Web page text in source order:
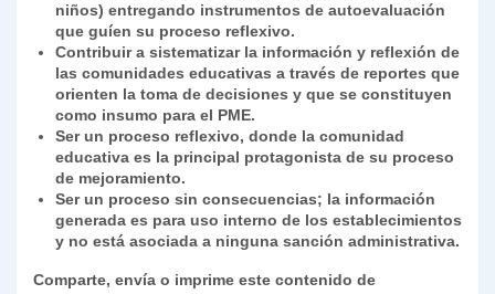
niños) entregando instrumentos de autoevaluación
que guíen su proceso reflexivo.
Contribuir a sistematizar la información y reflexión de
las comunidades educativas a través de reportes que
orienten la toma de decisiones y que se constituyen
como insumo para el PME.
Ser un proceso reflexivo, donde la comunidad
educativa es la principal protagonista de su proceso
de mejoramiento.
Ser un proceso sin consecuencias; la información
generada es para uso interno de los establecimientos
y no está asociada a ninguna sanción administrativa.
Comparte, envía o imprime este contenido de